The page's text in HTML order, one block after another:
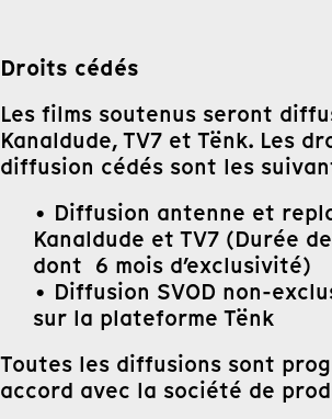
Droits cédés
Les films soutenus seront
Kanaldude, TV7 et Tënk. Les
diffusion cédés sont les
• Diffusion antenne et
Kanaldude et TV7 (Durée
dont 6 mois d’exclusivité)
• Diffusion SVOD non-
sur la plateforme Tënk
Toutes les diffusions sont
accord avec la société de